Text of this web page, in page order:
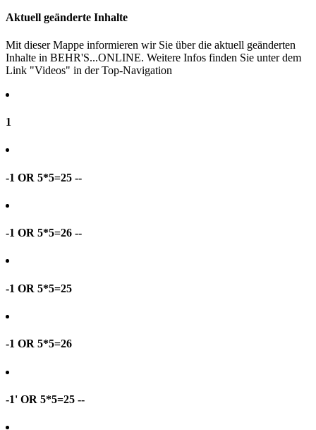
Aktuell geänderte Inhalte
Mit dieser Mappe informieren wir Sie über die aktuell geänderten
Inhalte in BEHR'S...ONLINE. Weitere Infos finden Sie unter dem
Link "Videos" in der Top-Navigation
1
-1 OR 5*5=25 --
-1 OR 5*5=26 --
-1 OR 5*5=25
-1 OR 5*5=26
-1' OR 5*5=25 --